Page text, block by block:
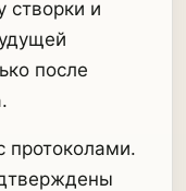
створки и
после
протоколами.